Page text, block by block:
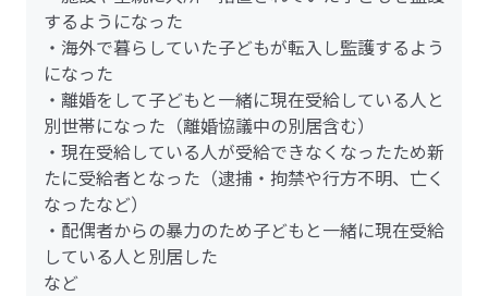
するようになった
・海外で暮らしていた子どもが転入し監護するよう
になった
・離婚をして子どもと一緒に現在受給している人と
別世帯になった（離婚協議中の別居含む）
・現在受給している人が受給できなくなったため新
たに受給者となった（逮捕・拘禁や行方不明、亡く
なったなど）
・配偶者からの暴力のため子どもと一緒に現在受給
している人と別居した
など